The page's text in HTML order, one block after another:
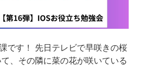
です！ 先日テレビで早咲きの桜
、その隣に菜の花が咲いている